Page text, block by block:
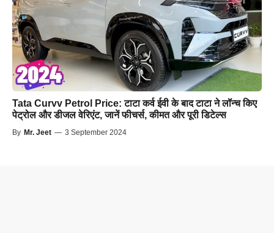
Tata Curvv Petrol Price: टाटा कर्व ईवी के बाद टाटा ने लॉन्च किए
पेट्रोल और डीजल वेरिएंट, जानें फीचर्स, कीमत और पूरी डिटेल्स
By Mr. Jeet — 3 September 2024